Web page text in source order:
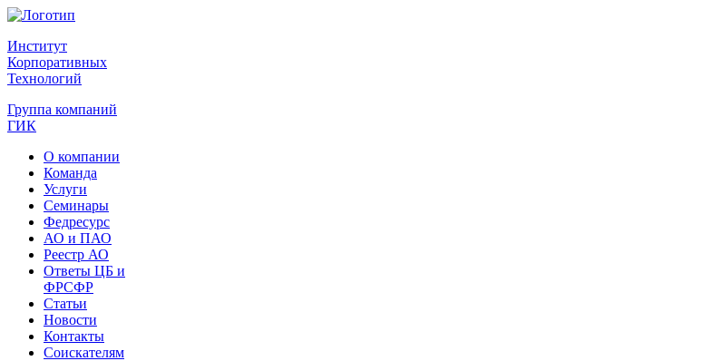
Институт
Корпоративных
Технологий
Группа компаний
ГИК
О компании
Команда
Услуги
Семинары
Федресурс
АО и ПАО
Реестр АО
Ответы ЦБ и
ФРСФР
Статьи
Новости
Контакты
Соискателям